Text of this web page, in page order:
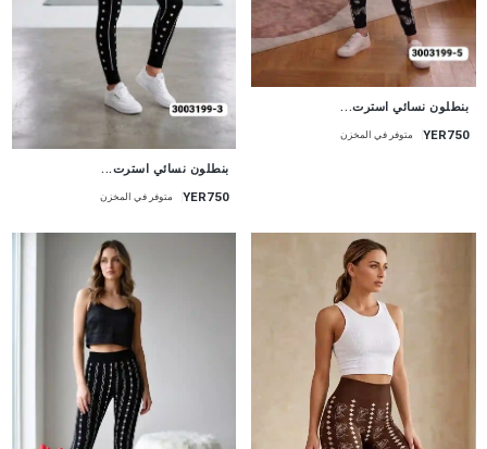
بنطلون نسائي استرت...
YER750 متوفر في المخزن
بنطلون نسائي استرت...
YER750 متوفر في المخزن